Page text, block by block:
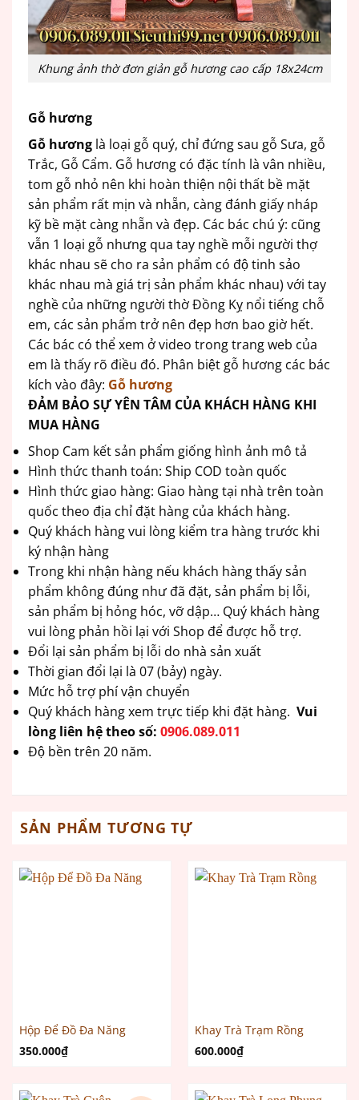
Khung ảnh thờ đơn giản gỗ hương cao cấp 18x24cm
Gỗ hương
Gỗ hương là loại gỗ quý, chỉ đứng sau gỗ Sưa, gỗ
Trắc, Gỗ Cẩm. Gỗ hương có đặc tính là vân nhiều,
tom gỗ nhỏ nên khi hoàn thiện nội thất bề mặt
sản phẩm rất mịn và nhẵn, càng đánh giấy nháp
kỹ bề mặt càng nhẵn và đẹp. Các bác chú ý: cũng
vẫn 1 loại gỗ nhưng qua tay nghề mỗi người thợ
khác nhau sẽ cho ra sản phẩm có độ tinh sảo
khác nhau mà giá trị sản phẩm khác nhau) với tay
nghề của những người thờ Đồng Kỵ nổi tiếng chỗ
em, các sản phẩm trở nên đẹp hơn bao giờ hết.
Các bác có thể xem ở video trong trang web của
em là thấy rõ điều đó. Phân biệt gỗ hương các bác
kích vào đây: Gỗ hương
ĐẢM BẢO SỰ YÊN TÂM CỦA KHÁCH HÀNG KHI
MUA HÀNG
Shop Cam kết sản phẩm giống hình ảnh mô tả
Hình thức thanh toán: Ship COD toàn quốc
Hình thức giao hàng: Giao hàng tại nhà trên toàn
quốc theo địa chỉ đặt hàng của khách hàng.
Quý khách hàng vui lòng kiểm tra hàng trước khi
ký nhận hàng
Trong khi nhận hàng nếu khách hàng thấy sản
phẩm không đúng như đã đặt, sản phẩm bị lỗi,
sản phẩm bị hỏng hóc, vỡ dập… Quý khách hàng
vui lòng phản hồi lại với Shop để được hỗ trợ.
Đổi lại sản phẩm bị lỗi do nhà sản xuất
Thời gian đổi lại là 07 (bảy) ngày.
Mức hỗ trợ phí vận chuyển
Quý khách hàng xem trực tiếp khi đặt hàng. Vui
lòng liên hệ theo số: 0906.089.011
Độ bền trên 20 năm.
SẢN PHẨM TƯƠNG TỰ
Hộp Để Đồ Đa Năng
350.000₫
Khay Trà Trạm Rồng
600.000₫